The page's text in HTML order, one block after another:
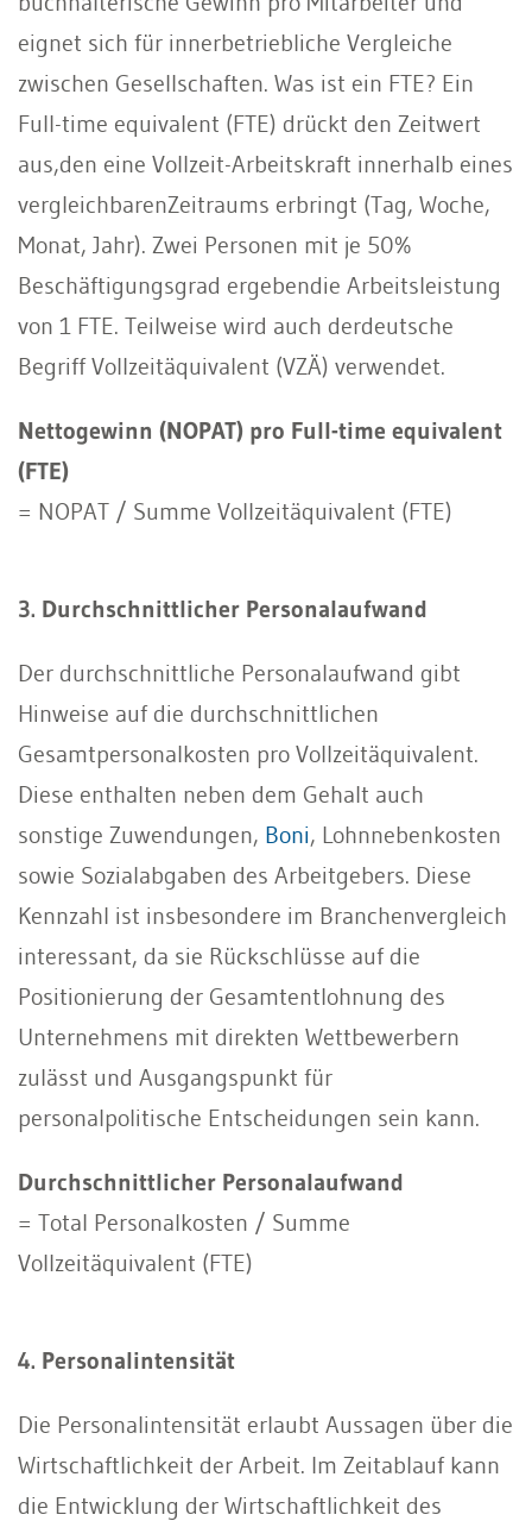
eignet sich für innerbetriebliche Vergleiche
zwischen Gesellschaften. Was ist ein FTE? Ein
Full-time equivalent (FTE) drückt den Zeitwert
aus,den eine Vollzeit-Arbeitskraft innerhalb eines
vergleichbarenZeitraums erbringt (Tag, Woche,
Monat, Jahr). Zwei Personen mit je 50%
Beschäftigungsgrad ergebendie Arbeitsleistung
von 1 FTE. Teilweise wird auch derdeutsche
Begriff Vollzeitäquivalent (VZÄ) verwendet.
Nettogewinn (NOPAT) pro Full-time equivalent
(FTE)
= NOPAT / Summe Vollzeitäquivalent (FTE)
3. Durchschnittlicher Personalaufwand
Der durchschnittliche Personalaufwand gibt
Hinweise auf die durchschnittlichen
Gesamtpersonalkosten pro Vollzeitäquivalent.
Diese enthalten neben dem Gehalt auch
sonstige Zuwendungen, Boni, Lohnnebenkosten
sowie Sozialabgaben des Arbeitgebers. Diese
Kennzahl ist insbesondere im Branchenvergleich
interessant, da sie Rückschlüsse auf die
Positionierung der Gesamtentlohnung des
Unternehmens mit direkten Wettbewerbern
zulässt und Ausgangspunkt für
personalpolitische Entscheidungen sein kann.
Durchschnittlicher Personalaufwand
= Total Personalkosten / Summe
Vollzeitäquivalent (FTE)
4. Personalintensität
Die Personalintensität erlaubt Aussagen über die
Wirtschaftlichkeit der Arbeit. Im Zeitablauf kann
die Entwicklung der Wirtschaftlichkeit des